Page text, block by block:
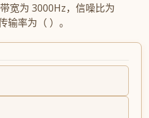
宽为 3000Hz，信噪比为
率为（ ）。